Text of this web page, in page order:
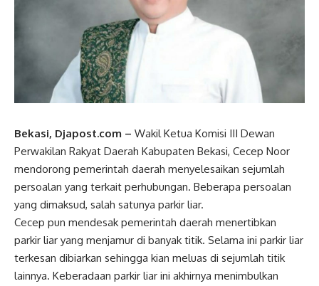
Bekasi, Djapost.com – Wakil Ketua Komisi III Dewan
Perwakilan Rakyat Daerah Kabupaten Bekasi, Cecep Noor
mendorong pemerintah daerah menyelesaikan sejumlah
persoalan yang terkait perhubungan. Beberapa persoalan
yang dimaksud, salah satunya parkir liar.
Cecep pun mendesak pemerintah daerah menertibkan
parkir liar yang menjamur di banyak titik. Selama ini parkir liar
terkesan dibiarkan sehingga kian meluas di sejumlah titik
lainnya. Keberadaan parkir liar ini akhirnya menimbulkan